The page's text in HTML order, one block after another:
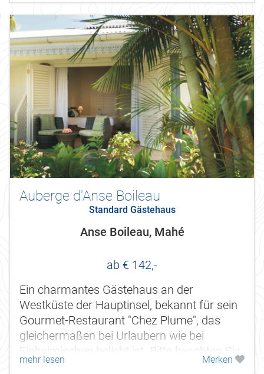
Auberge d'Anse Boileau
Standard Gästehaus
Anse Boileau, Mahé
ab € 142,-
Ein charmantes Gästehaus an der
Westküste der Hauptinsel, bekannt für sein
Gourmet-Restaurant "Chez Plume", das
gleichermaßen bei Urlaubern wie bei
Einheimischen beliebt ist. Bitte beachten Sie,
dass zwischen Gästehaus und Strand die...
mehr lesen Merken